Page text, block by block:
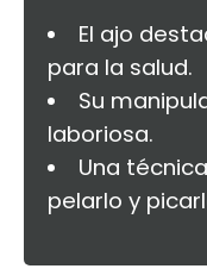
El ajo
para la salud.
Su
laboriosa.
Una
pelarlo y